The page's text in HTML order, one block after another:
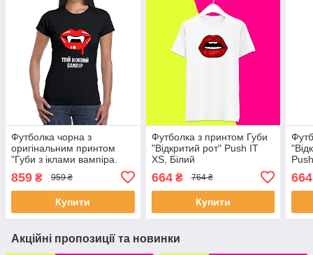
Футболка чорна з
оригінальним принтом
"Губи з іклами вампіра.
Твій ніжний вампір" Push
IT
859 ₴ 959 ₴
Купити
Футболка з принтом Губи
"Відкритий рот" Push IT
XS, Білий
664₴ 764 ₴
Купити
664
Акційні пропозиції та новинки